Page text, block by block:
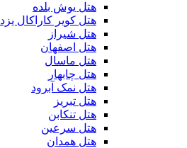
هتل یوش بلده
هتل کویر کاراکال یزد
هتل شیراز
هتل اصفهان
هتل ماسال
هتل چابهار
هتل نمک آبرود
هتل تبریز
هتل تنکابن
هتل سرعین
هتل همدان